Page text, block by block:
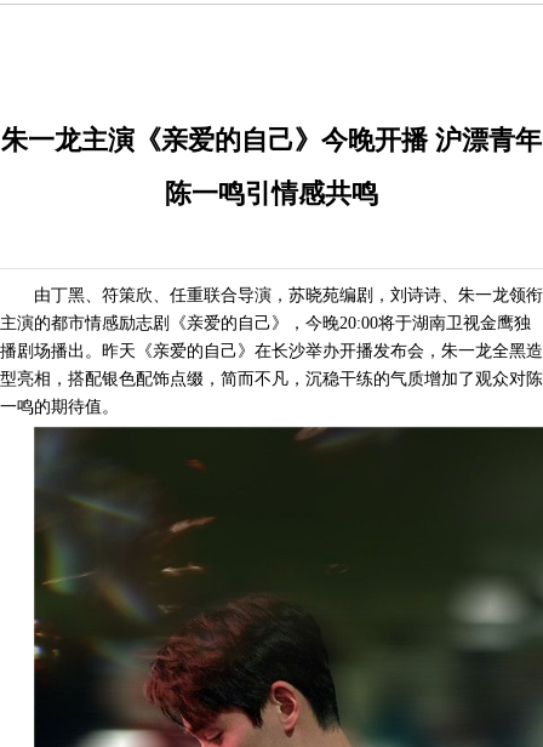
朱一龙主演《亲爱的自己》今晚开播 沪漂青年
陈一鸣引情感共鸣
由丁黑、符策欣、任重联合导演，苏晓苑编剧，刘诗诗、朱一龙领衔
主演的都市情感励志剧《亲爱的自己》， 今晚20:00将于湖南卫视金鹰独
播剧场播出。 昨天《亲爱的自己》在长沙举办开播发布会，朱一龙全黑造
型亮相， 搭配银色配饰点缀，简而不凡，沉稳干练的气质增加了观众对陈
一鸣的期待值。